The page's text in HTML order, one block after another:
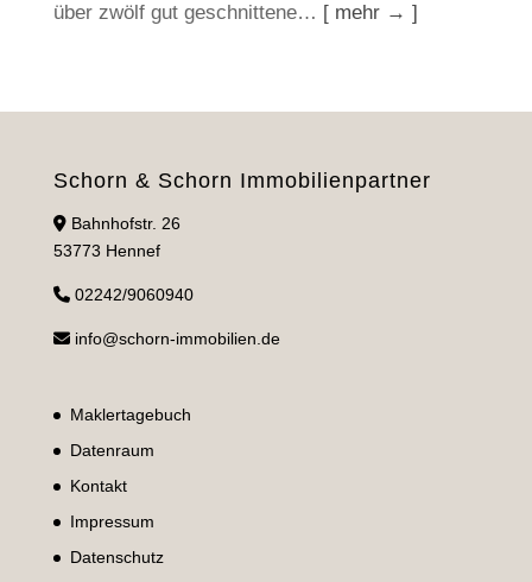
über zwölf gut geschnittene… [ mehr → ]
Schorn & Schorn Immobilienpartner
Bahnhofstr. 26
53773 Hennef
02242/9060940
info@schorn-immobilien.de
Maklertagebuch
Datenraum
Kontakt
Impressum
Datenschutz